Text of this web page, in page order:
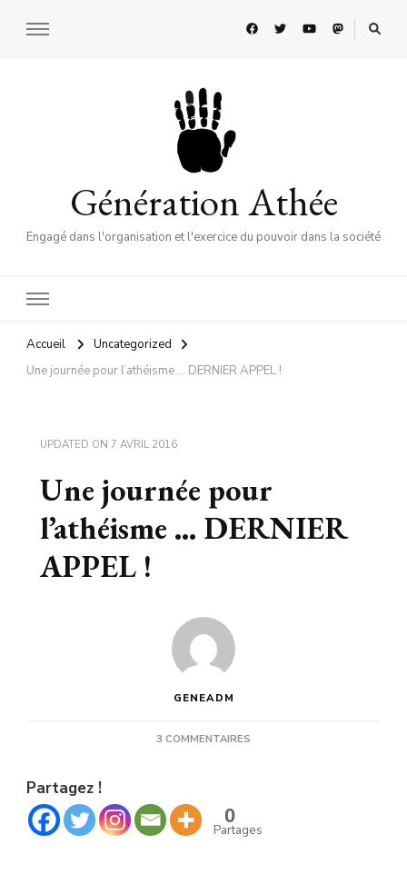
Génération Athée
Engagé dans l'organisation et l'exercice du pouvoir dans la société
Accueil
Uncategorized
Une journée pour l’athéisme … DERNIER APPEL !
UPDATED ON 7 AVRIL 2016
Une journée pour
l’athéisme … DERNIER
APPEL !
GENEADM
3 COMMENTAIRES
Partagez !
0
Partages